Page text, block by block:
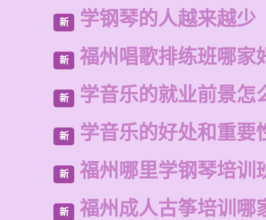
新 学钢琴的人越来越少
新 福州唱歌排练班哪家
新 学音乐的就业前景怎
新 学音乐的好处和重要
新 福州哪里学钢琴培训
新 福州成人古筝培训哪